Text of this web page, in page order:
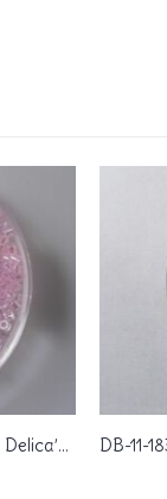
DB-11-0071 Lined Pink AB Miyuki Delica’s 11/0